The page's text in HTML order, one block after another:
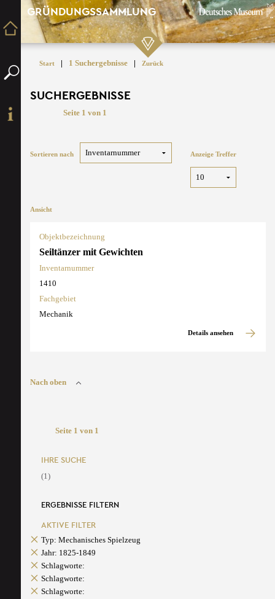
GRÜNDUNGSSAMMLUNG
Start | 1 Suchergebnisse | Zurück
SUCHERGEBNISSE
Seite 1 von 1
Sortieren nach Anzeige Treffer
Ansicht
Objektbezeichnung
Seiltänzer mit Gewichten
Inventarnummer
1410
Fachgebiet
Mechanik
Details ansehen
Nach oben
Seite 1 von 1
IHRE SUCHE
(1)
ERGEBNISSE FILTERN
AKTIVE FILTER
Typ: Mechanisches Spielzeug
Jahr: 1825-1849
Schlagworte:
Schlagworte:
Schlagworte: